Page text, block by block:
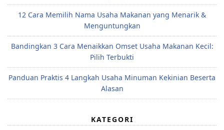
12 Cara Memilih Nama Usaha Makanan yang Menarik &
Menguntungkan
Bandingkan 3 Cara Menaikkan Omset Usaha Makanan Kecil:
Pilih Terbukti
Panduan Praktis 4 Langkah Usaha Minuman Kekinian Beserta
Alasan
KATEGORI